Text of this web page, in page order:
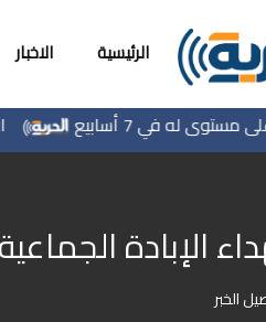
الرئيسية الاخبار
في 7 أسابيع
الجماعية في غزة ترتفع
الخبر